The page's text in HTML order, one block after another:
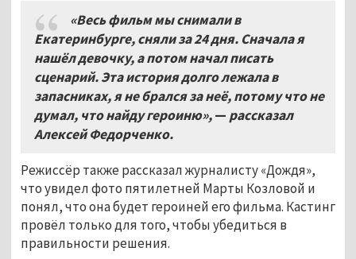
«Весь фильм мы снимали в
Екатеринбурге, сняли за 24 дня. Сначала я
нашёл девочку, а потом начал писать
сценарий. Эта история долго лежала в
запасниках, я не брался за неё, потому что не
думал, что найду героиню»,— рассказал
Алексей Федорченко.
Режиссёр также рассказал журналисту «Дождя»,
что увидел фото пятилетней Марты Козловой и
понял, что она будет героиней его фильма. Кастинг
провёл только для того, чтобы убедиться в
правильности решения.